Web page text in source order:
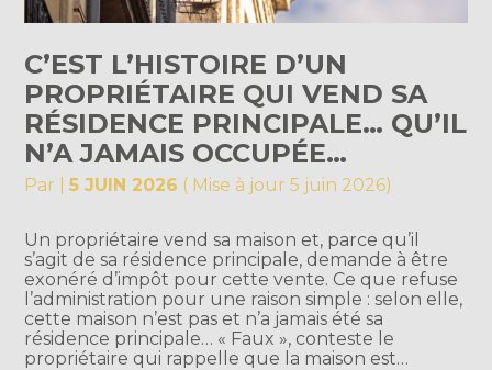
C’EST L’HISTOIRE D’UN
PROPRIÉTAIRE QUI VEND SA
RÉSIDENCE PRINCIPALE… QU’IL
N’A JAMAIS OCCUPÉE…
Par |5 JUIN 2026 ( Mise à jour 5 juin 2026)
Un propriétaire vend sa maison et, parce qu’il
s’agit de sa résidence principale, demande à être
exonéré d’impôt pour cette vente. Ce que refuse
l’administration pour une raison simple : selon elle,
cette maison n’est pas et n’a jamais été sa
résidence principale… « Faux », conteste le
propriétaire qui rappelle que la maison est…